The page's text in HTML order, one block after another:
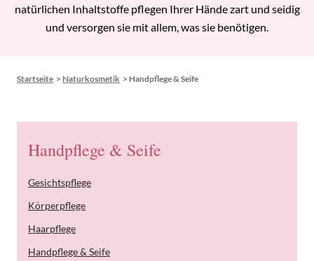
natürlichen Inhaltstoffe pflegen Ihrer Hände zart und seidig
und versorgen sie mit allem, was sie benötigen.
Startseite > Naturkosmetik > Handpflege & Seife
Handpflege & Seife
Gesichtspflege
Körperpflege
Haarpflege
Handpflege & Seife